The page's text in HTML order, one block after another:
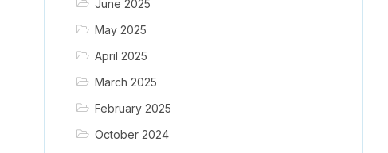
June 2025
May 2025
April 2025
March 2025
February 2025
October 2024